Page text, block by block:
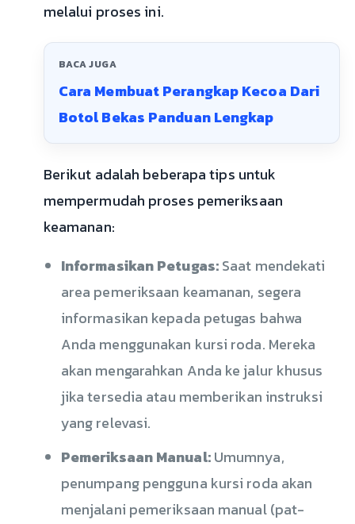
melalui proses ini.
BACA JUGA
Cara Membuat Perangkap Kecoa Dari
Botol Bekas Panduan Lengkap
Berikut adalah beberapa tips untuk
mempermudah proses pemeriksaan
keamanan:
Informasikan Petugas:Saat mendekati
area pemeriksaan keamanan, segera
informasikan kepada petugas bahwa
Anda menggunakan kursi roda. Mereka
akan mengarahkan Anda ke jalur khusus
jika tersedia atau memberikan instruksi
yang relevasi.
Pemeriksaan Manual:Umumnya,
penumpang pengguna kursi roda akan
menjalani pemeriksaan manual (pat-